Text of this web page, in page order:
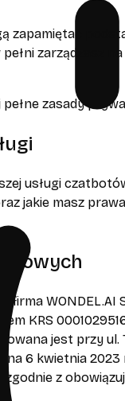
zapamiętać
zarządzasz
zasady
usługi
jakie masz
WONDEL.AI
KRS
jest przy
6 kwietnia
z